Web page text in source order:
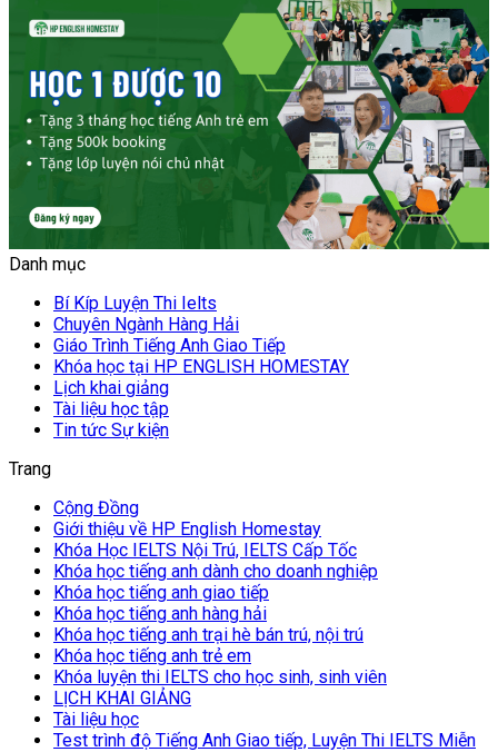
Danh mục
Bí Kíp Luyện Thi Ielts
Chuyên Ngành Hàng Hải
Giáo Trình Tiếng Anh Giao Tiếp
Khóa học tại HP ENGLISH HOMESTAY
Lịch khai giảng
Tài liệu học tập
Tin tức Sự kiện
Trang
Cộng Đồng
Giới thiệu về HP English Homestay
Khóa Học IELTS Nội Trú, IELTS Cấp Tốc
Khóa học tiếng anh dành cho doanh nghiệp
Khóa học tiếng anh giao tiếp
Khóa học tiếng anh hàng hải
Khóa học tiếng anh trại hè bán trú, nội trú
Khóa học tiếng anh trẻ em
Khóa luyện thi IELTS cho học sinh, sinh viên
LỊCH KHAI GIẢNG
Tài liệu học
Test trình độ Tiếng Anh Giao tiếp, Luyện Thi IELTS Miễn